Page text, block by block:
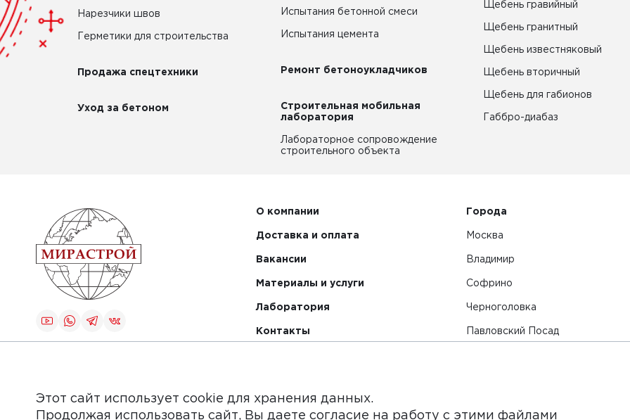
Нарезчики швов
Герметики для строительства
Продажа спецтехники
Уход за бетоном
Испытания бетонной смеси
Испытания цемента
Ремонт бетоноукладчиков
Строительная мобильная
лаборатория
Лабораторное сопровождение
строительного объекта
Щебень гравийный
Щебень гранитный
Щебень известняковый
Щебень вторичный
Щебень для габионов
Габбро-диабаз
О компании
Доставка и оплата
Вакансии
Материалы и услуги
Лаборатория
Контакты
Города
Москва
Владимир
Софрино
Черноголовка
Павловский Посад
Этот сайт использует cookie для хранения данных.
Продолжая использовать сайт, Вы даете согласие на работу с этими файлами